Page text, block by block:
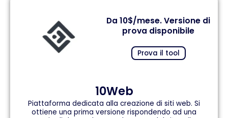
Da 10$/mese. Versione di
prova disponibile
Prova il tool
10Web
Piattaforma dedicata alla creazione di siti web. Si
ottiene una prima versione rispondendo ad una